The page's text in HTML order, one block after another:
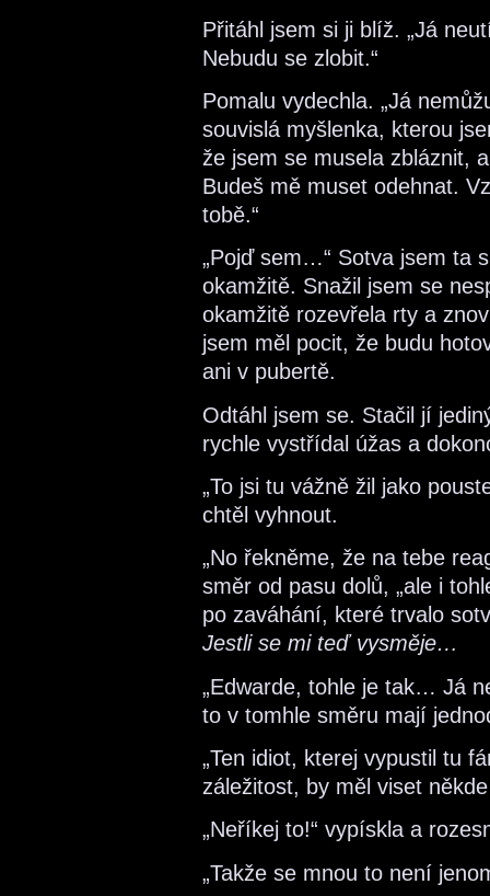
Přitáhl jsem si ji blíž. „Já
Nebudu se zlobit.“
Pomalu vydechla. „Já
souvislá myšlenka, kterou
že jsem se musela zbláznit,
Budeš mě muset odehnat.
tobě.“
„Pojď sem…“ Sotva jsem ta
okamžitě. Snažil jsem se
okamžitě rozevřela rty a
jsem měl pocit, že budu
ani v pubertě.
Odtáhl jsem se. Stačil jí
rychle vystřídal úžas a
„To jsi tu vážně žil jako
chtěl vyhnout.
„No řekněme, že na tebe
směr od pasu dolů, „ale i
po zaváhání, které trvalo
Jestli se mi teď vysměje…
„Edwarde, tohle je tak… Já
to v tomhle směru mají
„Ten idiot, kterej vypustil tu
záležitost, by měl viset
„Neříkej to!“ vypískla a
„Takže se mnou to není